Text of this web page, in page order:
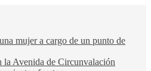
mujer a cargo de un punto de
la Avenida de Circunvalación